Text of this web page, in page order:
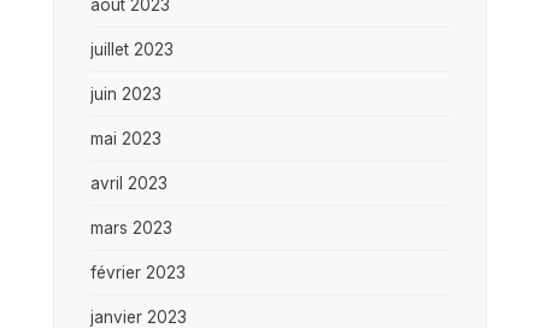
août 2023
juillet 2023
juin 2023
mai 2023
avril 2023
mars 2023
février 2023
janvier 2023